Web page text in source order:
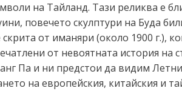
на Тайланд. Тази реликва е
повечето скулптури на Буда
скрита от иманяри (около 1900
от невоятната история
Па и ни предстои да видим
на европейския, китайския и